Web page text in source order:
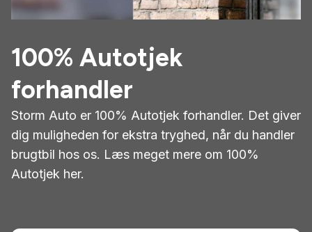
100% Autotjek
forhandler
Storm Auto er 100% Autotjek forhandler. Det giver
dig muligheden for ekstra tryghed, når du handler
brugtbil hos os. Læs meget mere om 100%
Autotjek her.